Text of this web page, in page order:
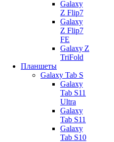
Galaxy
Z Flip7
Galaxy
Z Flip7
FE
Galaxy Z
TriFold
Планшеты
Galaxy Tab S
Galaxy
Tab S11
Ultra
Galaxy
Tab S11
Galaxy
Tab S10